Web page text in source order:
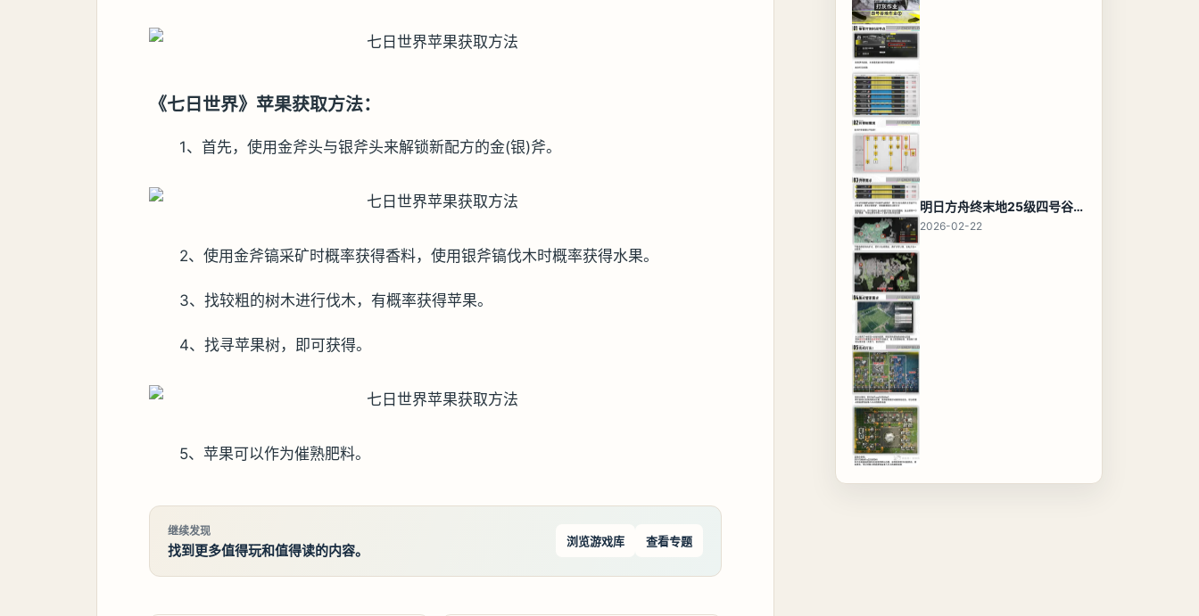
《七日世界》苹果获取方法：
1、首先，使用金斧头与银斧头来解锁新配方的金(银)斧。
2、使用金斧镐采矿时概率获得香料，使用银斧镐伐木时概率获得水果。
3、找较粗的树木进行伐木，有概率获得苹果。
4、找寻苹果树，即可获得。
5、苹果可以作为催熟肥料。
继续发现
找到更多值得玩和值得读的内容。
浏览游戏库 查看专题
明日方舟终末地25级四号谷地基地蓝图，高效布局规划
2026-02-22